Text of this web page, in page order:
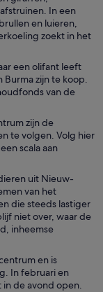
In een
en luieren,
zoekt in het
een olifant leeft
zijn te koop.
van de
zijn de
te volgen. Volg hier
scala aan
uit Nieuw-
van het
die steeds lastiger
niet over, waar de
inheemse
en is
In februari en
de avond open.